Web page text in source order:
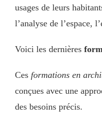
usages de leurs
l’analyse de l’espace,
Voici les dernières
Ces formations en
conçues avec une
des besoins précis.